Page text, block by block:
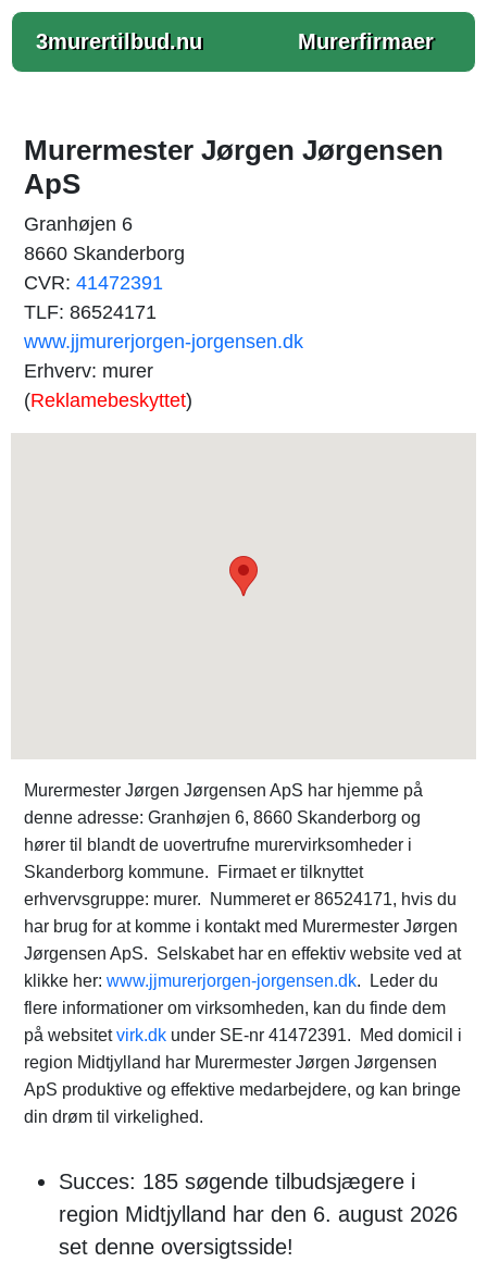
3murertilbud.nu Murerfirmaer
Murermester Jørgen Jørgensen
ApS
Granhøjen 6
8660 Skanderborg
CVR: 41472391
TLF: 86524171
www.jjmurerjorgen-jorgensen.dk
Erhverv: murer
(Reklamebeskyttet)
Murermester Jørgen Jørgensen ApS har hjemme på
denne adresse: Granhøjen 6, 8660 Skanderborg og
hører til blandt de uovertrufne murervirksomheder i
Skanderborg kommune. Firmaet er tilknyttet
erhvervsgruppe: murer. Nummeret er 86524171, hvis du
har brug for at komme i kontakt med Murermester Jørgen
Jørgensen ApS. Selskabet har en effektiv website ved at
klikke her: www.jjmurerjorgen-jorgensen.dk. Leder du
flere informationer om virksomheden, kan du finde dem
på websitetvirk.dk under SE-nr 41472391. Med domicil i
region Midtjylland har Murermester Jørgen Jørgensen
ApS produktive og effektive medarbejdere, og kan bringe
din drøm til virkelighed.
Succes: 185 søgende tilbudsjægere i
region Midtjylland har den 6. august 2026
set denne oversigtsside!